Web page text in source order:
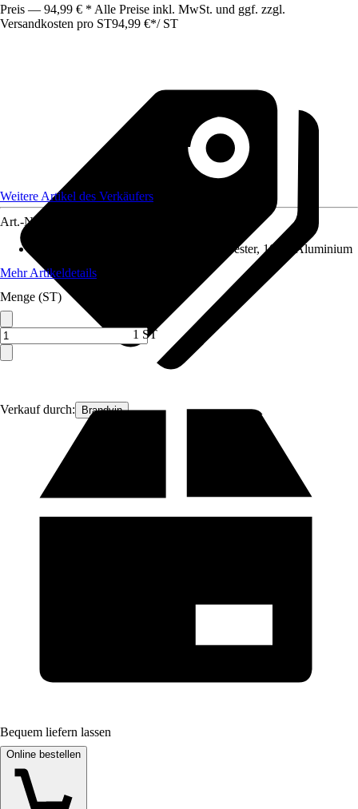
Preis — 94,99 € * Alle Preise inkl. MwSt. und ggf. zzgl.
Versandkosten pro ST94,99 €*/ ST
Verkauf durch: Brandvin
Weitere Artikel des Verkäufers
Art.-Nr.
100% Polyester, 100% Aluminium
Mehr Artikeldetails
Menge (ST)
1 ST
Bequem liefern lassen
Online bestellen